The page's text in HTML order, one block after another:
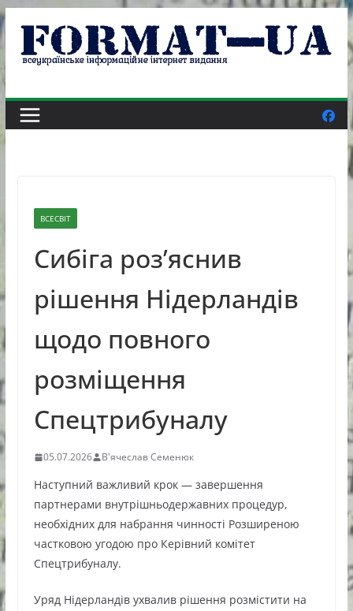
Skip
content
ВСЕСВІТ
Сибіга розʼяснив
рішення Нідерландів
щодо повного
розміщення
Спецтрибуналу
05.07.2026 В'ячеслав Семенюк
Наступний важливий крок — завершення
партнерами внутрішньодержавних процедур,
необхідних для набрання чинності Розширеною
частковою угодою про Керівний комітет
Спецтрибуналу.
Уряд Нідерландів ухвалив рішення розмістити на